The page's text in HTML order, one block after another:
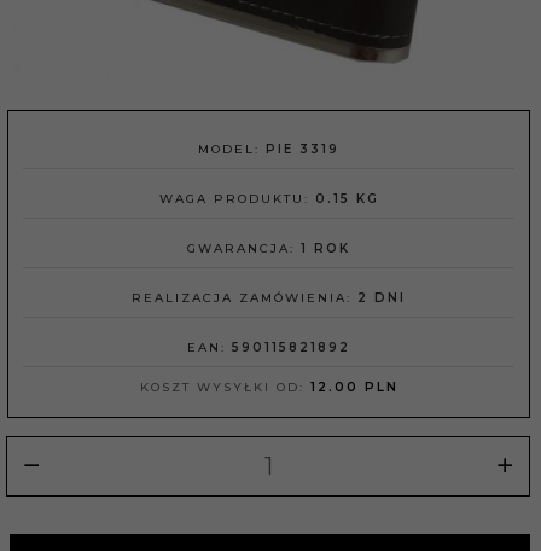
MODEL: PIE 3319
WAGA PRODUKTU: 0.15 KG
GWARANCJA: 1 ROK
REALIZACJA ZAMÓWIENIA: 2 DNI
EAN: 590115821892
KOSZT WYSYŁKI OD: 12.00 PLN